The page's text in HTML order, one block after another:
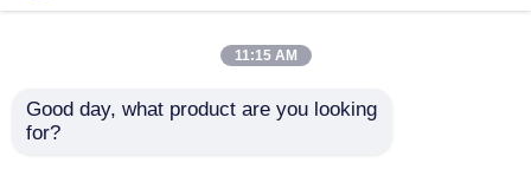
Ζητήστε ένα απόσπασμα
36kw Αλουμινίου
11:15 AM
Good day, what product are you looking
for?